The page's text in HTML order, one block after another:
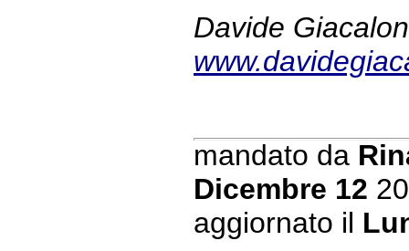
Davide
mandato da
Dicembre 12
aggiornato il